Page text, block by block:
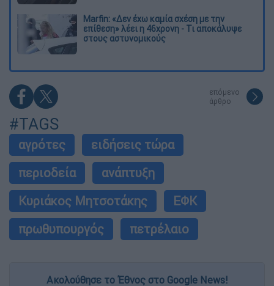
Marfin: «Δεν έχω καμία σχέση με την
επίθεση» λέει η 46χρονη - Τι αποκάλυψε
στους αστυνομικούς
επόμενο
άρθρο
#TAGS
αγρότες
ειδήσεις τώρα
περιοδεία
ανάπτυξη
Κυριάκος Μητσοτάκης
ΕΦΚ
πρωθυπουργός
πετρέλαιο
Ακολούθησε το Έθνος στο Google News!